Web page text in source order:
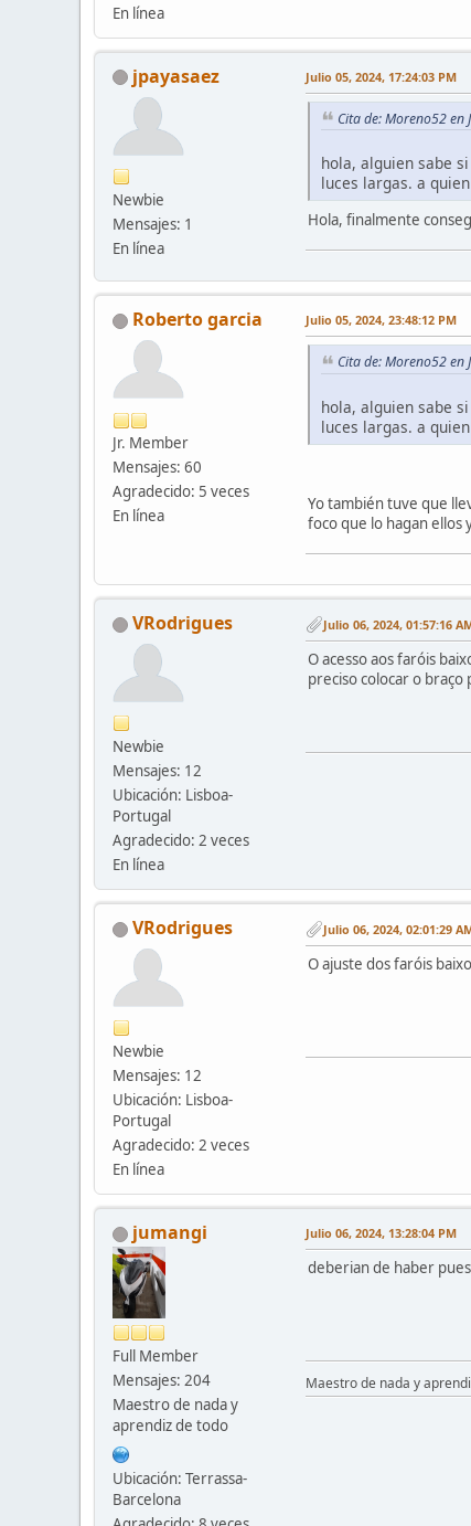
En línea
jpayasaez
Newbie
Mensajes: 1
En línea
Julio 05, 2024, 17:24:03 PM
Cita de: Moreno52 en
hola, alguien sabe
luces largas. a
Hola, finalmente
Roberto garcia
Jr. Member
Mensajes: 60
Agradecido: 5 veces
En línea
Julio 05, 2024, 23:48:12 PM
Cita de: Moreno52 en
hola, alguien sabe
luces largas. a
Yo también tuve que
foco que lo hagan ellos
VRodrigues
Newbie
Mensajes: 12
Ubicación: Lisboa-
Portugal
Agradecido: 2 veces
En línea
Julio 06, 2024, 01:57:16
O acesso aos faróis
preciso colocar o braço
VRodrigues
Newbie
Mensajes: 12
Ubicación: Lisboa-
Portugal
Agradecido: 2 veces
En línea
Julio 06, 2024, 02:01:29
O ajuste dos faróis
jumangi
Full Member
Mensajes: 204
Maestro de nada y
aprendiz de todo
Ubicación: Terrassa-
Barcelona
Julio 06, 2024, 13:28:04 PM
deberian de haber
Maestro de nada y